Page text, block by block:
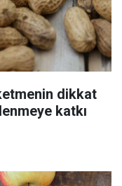
dikkat
katkı